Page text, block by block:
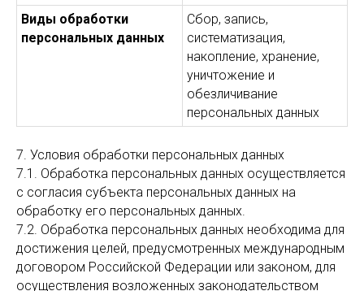
Виды обработки
персональных данных
Сбор, запись,
систематизация,
накопление, хранение,
уничтожение и
обезличивание
персональных данных
7. Условия обработки персональных данных
7.1. Обработка персональных данных осуществляется
с согласия субъекта персональных данных на
обработку его персональных данных.
7.2. Обработка персональных данных необходима для
достижения целей, предусмотренных международным
договором Российской Федерации или законом, для
осуществления возложенных законодательством